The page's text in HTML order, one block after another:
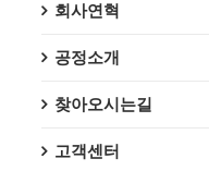
회사연혁
공정소개
찾아오시는길
고객센터